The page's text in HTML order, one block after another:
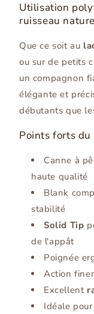
Utilisation
ruisseau
Que ce soit au
ou sur de petits
un compagnon
élégante et
débutants que
Points forts du
Canne à
haute qualité
Blank
stabilité
Solid Tip
de l'appât
Poignée
Action
Excellent
Idéale